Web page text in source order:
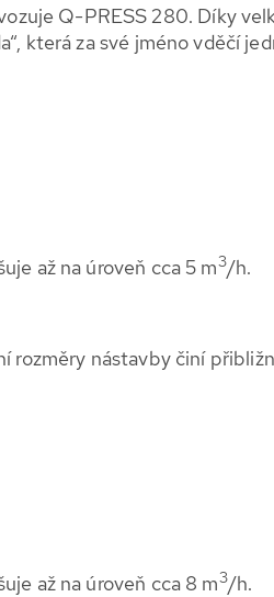
Q-PRESS 280. Díky
která za své jméno vděčí
až na úroveň cca 5 m3/h.
rozměry nástavby činí
až na úroveň cca 8 m3/h.